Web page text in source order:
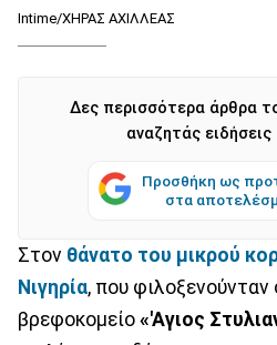
Intime/ΧΗΡΑΣ ΑΧΙΛΛΕΑΣ
Δες περισσότερα άρθρα
αναζητάς
Προσθήκη ως
στα
Στον θάνατο του μικρού
Νιγηρία, που
βρεφοκομείο «'Αγιος